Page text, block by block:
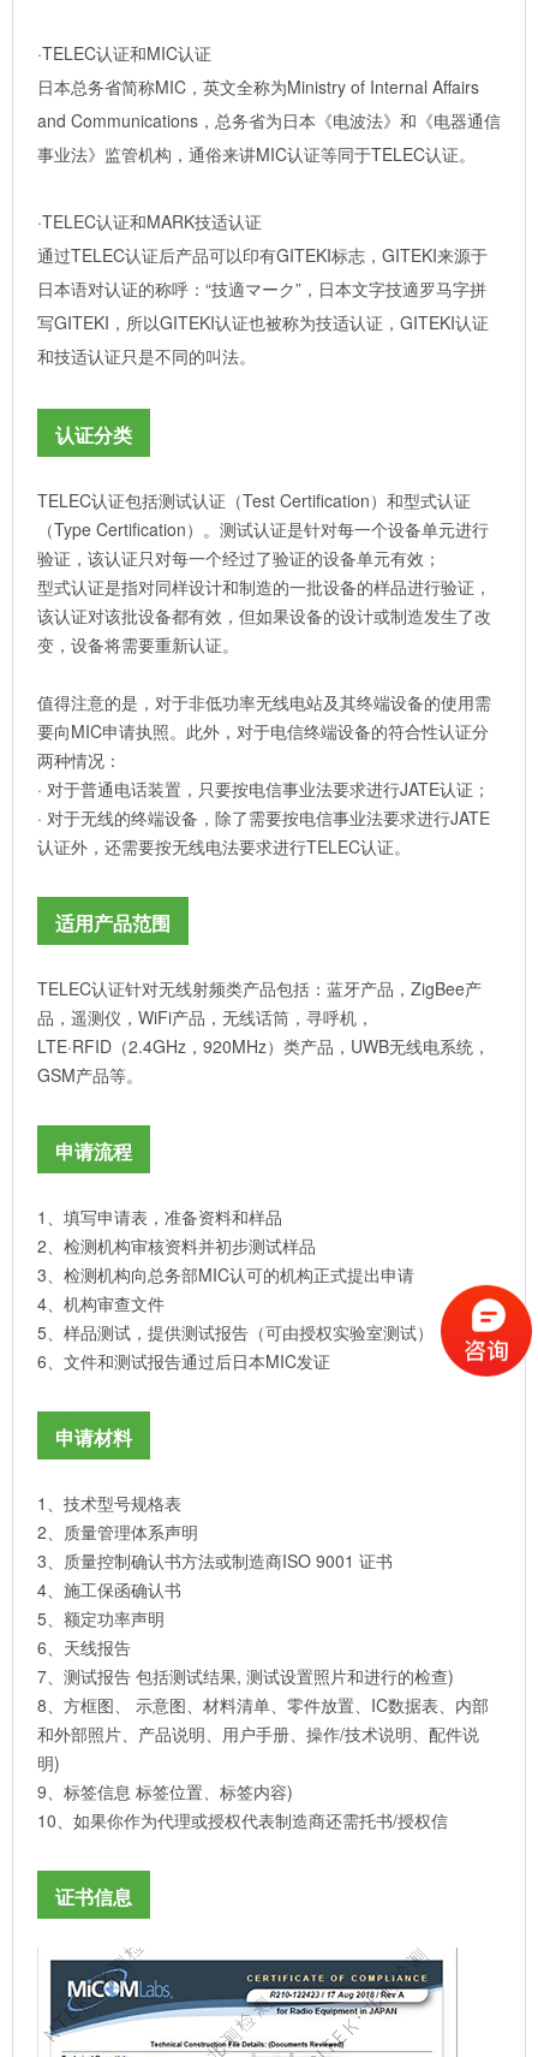
·TELEC认证和MIC认证
日本总务省简称MIC，英文全称为Ministry of Internal Affairs
and Communications，总务省为日本《电波法》和《电器通信
事业法》监管机构，通俗来讲MIC认证等同于TELEC认证。
·TELEC认证和MARK技适认证
通过TELEC认证后产品可以印有GITEKI标志，GITEKI来源于
日本语对认证的称呼：“技適マーク”，日本文字技適罗马字拼
写GITEKI，所以GITEKI认证也被称为技适认证，GITEKI认证
和技适认证只是不同的叫法。
认证分类
TELEC认证包括测试认证（Test Certification）和型式认证
（Type Certification）。测试认证是针对每一个设备单元进行
验证，该认证只对每一个经过了验证的设备单元有效；
型式认证是指对同样设计和制造的一批设备的样品进行验证，
该认证对该批设备都有效，但如果设备的设计或制造发生了改
变，设备将需要重新认证。
值得注意的是，对于非低功率无线电站及其终端设备的使用需
要向MIC申请执照。此外，对于电信终端设备的符合性认证分
两种情况：
· 对于普通电话装置，只要按电信事业法要求进行JATE认证；
· 对于无线的终端设备，除了需要按电信事业法要求进行JATE
认证外，还需要按无线电法要求进行TELEC认证。
适用产品范围
TELEC认证针对无线射频类产品包括：蓝牙产品，ZigBee产
品，遥测仪，WiFi产品，无线话筒，寻呼机，
LTE·RFID（2.4GHz，920MHz）类产品，UWB无线电系统，
GSM产品等。
申请流程
1、填写申请表，准备资料和样品
2、检测机构审核资料并初步测试样品
3、检测机构向总务部MIC认可的机构正式提出申请
4、机构审查文件
5、样品测试，提供测试报告（可由授权实验室测试）
6、文件和测试报告通过后日本MIC发证
申请材料
1、技术型号规格表
2、质量管理体系声明
3、质量控制确认书方法或制造商ISO 9001 证书
4、施工保函确认书
5、额定功率声明
6、天线报告
7、测试报告 包括测试结果, 测试设置照片和进行的检查)
8、方框图、 示意图、材料清单、零件放置、IC数据表、内部
和外部照片、产品说明、用户手册、操作/技术说明、配件说
明)
9、标签信息 标签位置、标签内容)
10、如果你作为代理或授权代表制造商还需托书/授权信
证书信息